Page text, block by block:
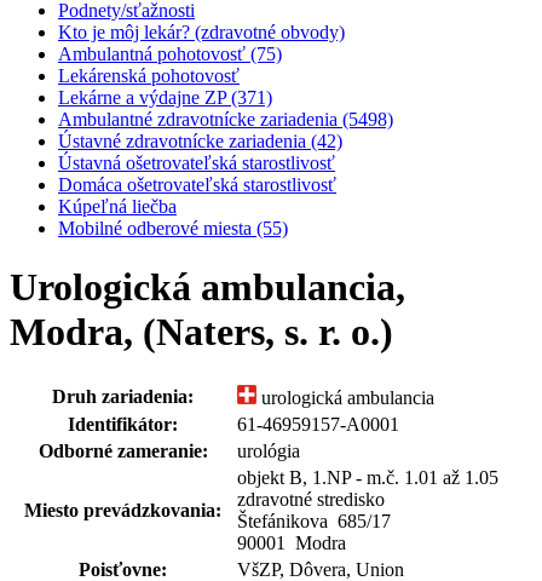
Podnety/sťažnosti
Kto je môj lekár? (zdravotné obvody)
Ambulantná pohotovosť (75)
Lekárenská pohotovosť
Lekárne a výdajne ZP (371)
Ambulantné zdravotnícke zariadenia (5498)
Ústavné zdravotnícke zariadenia (42)
Ústavná ošetrovateľská starostlivosť
Domáca ošetrovateľská starostlivosť
Kúpeľná liečba
Mobilné odberové miesta (55)
Urologická ambulancia,
Modra, (Naters, s. r. o.)
Druh zariadenia:
urologická ambulancia
Identifikátor:
61-46959157-A0001
Odborné zameranie:
urológia
Miesto prevádzkovania:
objekt B, 1.NP - m.č. 1.01 až 1.05
zdravotné stredisko
Štefánikova 685/17
90001 Modra
Poisťovne:
VšZP, Dôvera, Union